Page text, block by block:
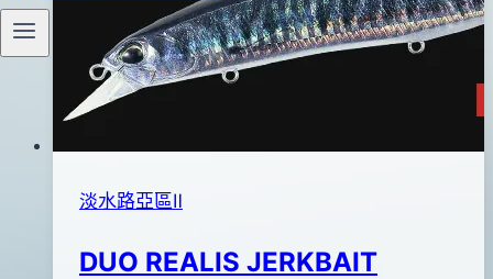
淡水路亞區Ⅱ
DUO REALIS JERKBAIT